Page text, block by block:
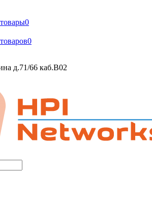
0
0
д.71/66 каб.B02